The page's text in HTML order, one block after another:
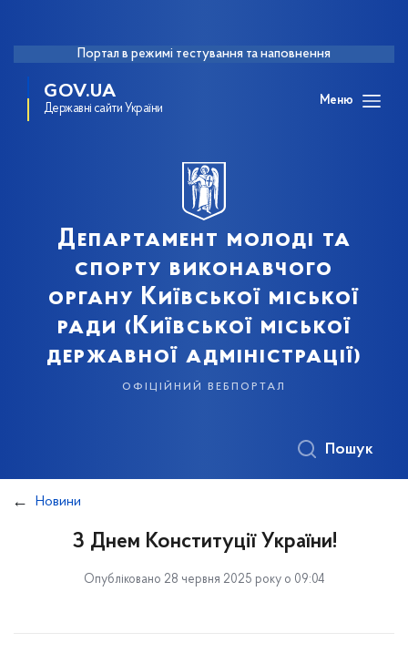
Портал в режимі тестування та наповнення
GOV.UA
Державні сайти України
Меню
Департамент молоді та
спорту виконавчого
органу Київської міської
ради (Київської міської
державної адміністрації)
офіційний вебпортал
Пошук
Новини
З Днем Конституції України!
Опубліковано 28 червня 2025 року о 09:04